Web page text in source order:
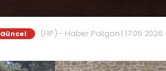
Güncel (HP) - Haber Poligon | 17.05.2026